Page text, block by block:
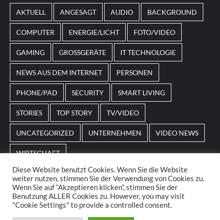
beispielsweise an Feiertage oder besondere Events
angepasst sein.
AKTUELL ANGESAGT AUDIO BACKGROUND
COMPUTER ENERGIE/LICHT FOTO/VIDEO
GAMING GROSSGERÄTE IT TECHNOLOGIE
NEWS AUS DEM INTERNET PERSONEN
PHONE/PAD SECURITY SMART LIVING
STORIES TOP STORY TV/VIDEO
UNCATEGORIZED UNTERNEHMEN VIDEO NEWS
WIRTSCHAFT
Home Impressum AGBs Datenschutz
© 2025. POS Media GmbH. All rights reserved.
Diese Website benutzt Cookies. Wenn Sie die Website
weiter nutzen, stimmen Sie der Verwendung von Cookies zu.
Wenn Sie auf “Akzeptieren klicken”, stimmen Sie der
Benutzung ALLER Cookies zu. However, you may visit
"Cookie Settings" to provide a controlled consent.